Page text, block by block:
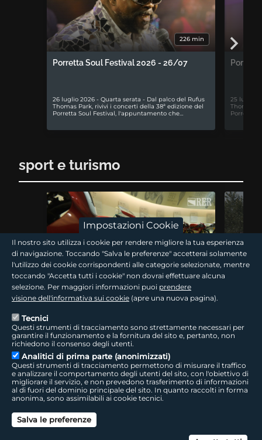
226 min
Porretta Soul Festival 2026 - 26/07
26 luglio 2026 - Quarta serata - Dal palco del Rufus
Thomas Park, rivivi i concerti della 38ª edizione del
Porretta Soul Festival, l'appuntamento che…
25 luglio
Thomas
Porretta
sport e turismo
15 min
Traguardi! Il filo rosso
Nel centenario Ducati il WDW accende Misano e la
Romagna dei motori. Seguendo le tracce di questa
storia si risale alla Bologna industriale, tra…
La
giovani
Impostazioni Cookie
Il nostro sito utilizza i cookie per rendere migliore la tua esperienza
di navigazione. Toccando "Salva le preferenze" accetterai solamente
l'utilizzo dei cookie corrispondenti alle categorie selezionate, mentre
toccando "Accetta tutti i cookie" non dovrai effettuare alcuna
selezione. Per maggiori informazioni puoi prendere
visione dell'informativa sui cookie (apre una nuova pagina).
Tecnici
Questi strumenti di tracciamento sono strettamente necessari per
garantire il funzionamento e la fornitura del sito e, pertanto, non
richiedono il consenso degli utenti.
Analitici di prima parte (anonimizzati)
Questi strumenti di tracciamento permettono di misurare il traffico
e analizzare il comportamento degli utenti del sito, con l'obiettivo di
migliorare il servizio, e non prevedono trasferimento di informazioni
al di fuori del dominio principale del sito. In quanto raccolti in forma
anonima, sono assimilabili ai cookie tecnici.
Salva le preferenze